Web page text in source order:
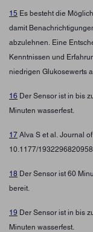
15 Es besteht die
damit
abzulehnen. Eine
Kenntnissen und
niedrigen Glukosewerts
16 Der Sensor ist in bis
Minuten wasserfest.
17 Alva S et al. Journal
10.1177/
18 Der Sensor ist 60
bereit.
19 Der Sensor ist in bis
Minuten wasserfest.